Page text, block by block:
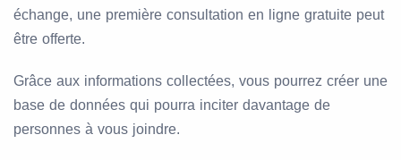
échange, une première consultation en ligne gratuite peut
être offerte.
Grâce aux informations collectées, vous pourrez créer une
base de données qui pourra inciter davantage de
personnes à vous joindre.